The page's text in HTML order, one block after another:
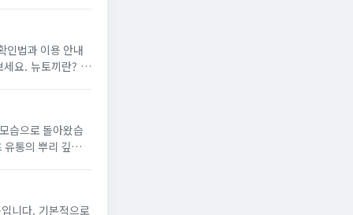
인법과 이용 안내
? 뉴
습으로 돌아왔습
유통의 뿌리 깊은
적으로